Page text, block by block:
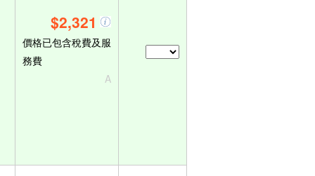
$2,321
價格已包含稅費及服
務費
A